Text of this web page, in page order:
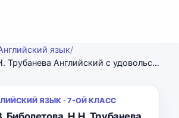
язык/
М.З. Биболетова, Н.Н. Трубанева Английский с удовольствием. Рабочая тетрадь для 7 класса
ЯЗЫК · 7-ОЙ КЛАСС